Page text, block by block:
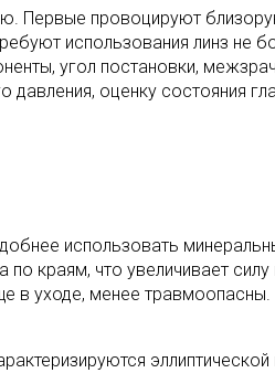
Первые провоцируют
использования линз не
угол постановки,
оценку состояния
использовать
краям, что увеличивает
уходе, менее